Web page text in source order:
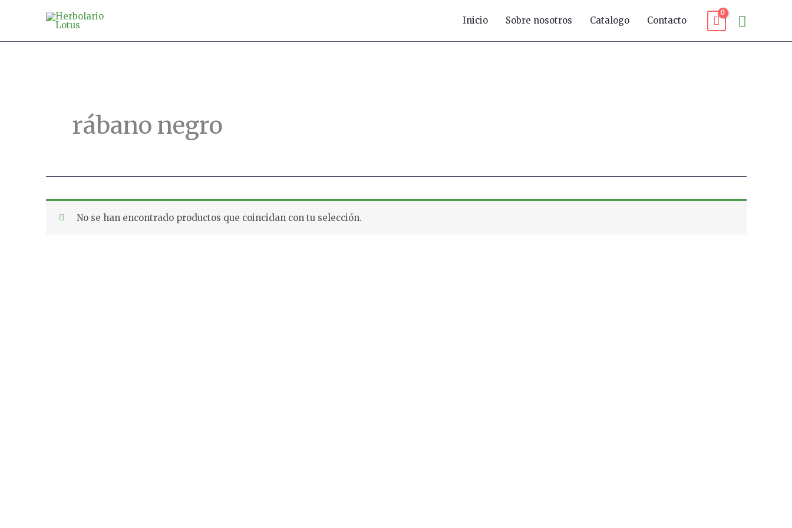
contenido
Inicio Sobre nosotros Catalogo Contacto Buscar
rábano negro
No se han encontrado productos que coincidan con tu selección.